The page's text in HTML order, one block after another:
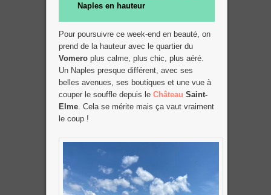
Naples en hauteur
Pour poursuivre ce week-end en beauté, on
prend de la hauteur avec le quartier du
Vomeroplus calme, plus chic, plus aéré.
Un Naples presque différent, avec ses
belles avenues, ses boutiques et une vue à
couper le souffle depuis le Château Saint-
Elme. Cela se mérite mais ça vaut vraiment
le coup !